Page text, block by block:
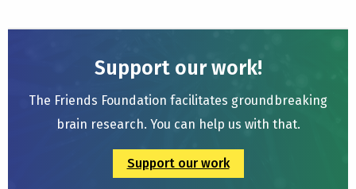
Support our work!
The Friends Foundation facilitates groundbreaking
brain research. You can help us with that.
Support our work